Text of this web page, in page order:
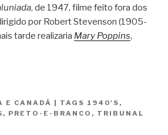
, de 1947, filme feito fora dos
por Robert Stevenson (1905-
tarde realizaria Mary Poppins,
E CANADÁ TAGS 1940'S ,
, PRETO-E-BRANCO , TRIBUNAL